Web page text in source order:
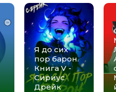
Я до сих
пор барон.
Книга V -
Сириус
Дрейк